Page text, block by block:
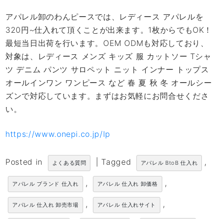
アパレル卸のわんピースでは、レディース アパレルを
320円~仕入れて頂くことが出来ます。1枚からでもOK！
最短当日出荷を行います。OEM ODMも対応しており、
対象は、レディース メンズ キッズ 服 カットソー Tシャ
ツ デニム パンツ サロペット ニット インナー トップス
オールインワン ワンピース など 春 夏 秋 冬 オールシー
ズンで対応しています。まずはお気軽にお問合せくださ
い。
https://www.onepi.co.jp/lp
Posted in よくある質問 Tagged アパレル BtoB 仕入れ ,
アパレル ブランド 仕入れ , アパレル 仕入れ 卸価格 ,
アパレル 仕入れ 卸売市場 , アパレル 仕入れサイト ,